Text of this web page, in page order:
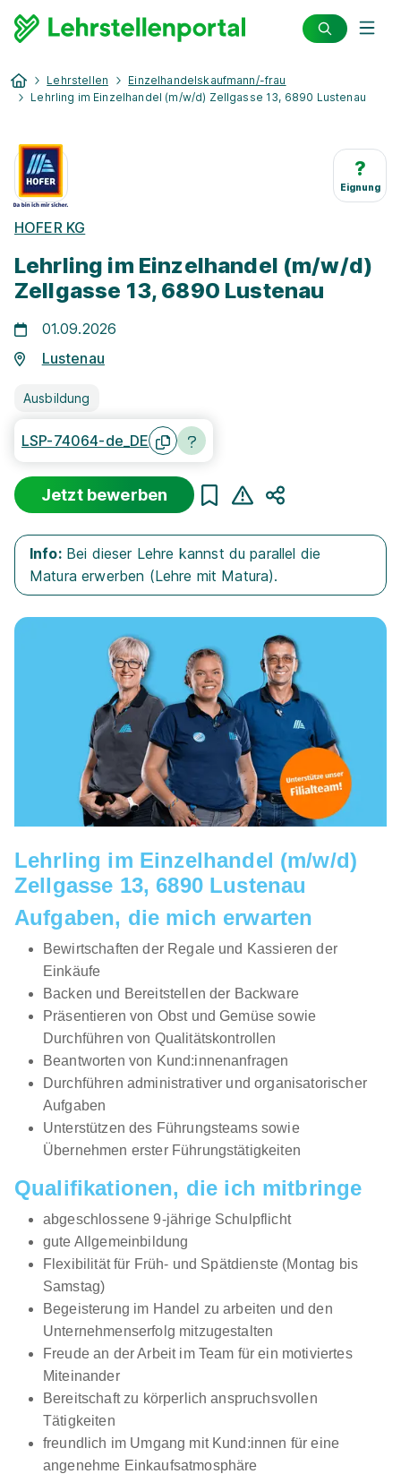
Lehrstellen
Einzelhandelskaufmann/-frau
Lehrling im Einzelhandel (m/w/d) Zellgasse 13, 6890 Lustenau
?
Eignung
HOFER KG
Lehrling im Einzelhandel (m/w/d)
Zellgasse 13, 6890 Lustenau
01.09.2026
Lustenau
Ausbildung
LSP-74064-de_DE
Jetzt bewerben
Info: Bei dieser Lehre kannst du parallel die
Matura erwerben (Lehre mit Matura).
Lehrling im Einzelhandel (m/w/d)
Zellgasse 13, 6890 Lustenau
Aufgaben, die mich erwarten
Bewirtschaften der Regale und Kassieren der
Einkäufe
Backen und Bereitstellen der Backware
Präsentieren von Obst und Gemüse sowie
Durchführen von Qualitätskontrollen
Beantworten von Kund:innenanfragen
Durchführen administrativer und organisatorischer
Aufgaben
Unterstützen des Führungsteams sowie
Übernehmen erster Führungstätigkeiten
Qualifikationen, die ich mitbringe
abgeschlossene 9-jährige Schulpflicht
gute Allgemeinbildung
Flexibilität für Früh- und Spätdienste (Montag bis
Samstag)
Begeisterung im Handel zu arbeiten und den
Unternehmenserfolg mitzugestalten
Freude an der Arbeit im Team für ein motiviertes
Miteinander
Bereitschaft zu körperlich anspruchsvollen
Tätigkeiten
freundlich im Umgang mit Kund:innen für eine
angenehme Einkaufsatmosphäre